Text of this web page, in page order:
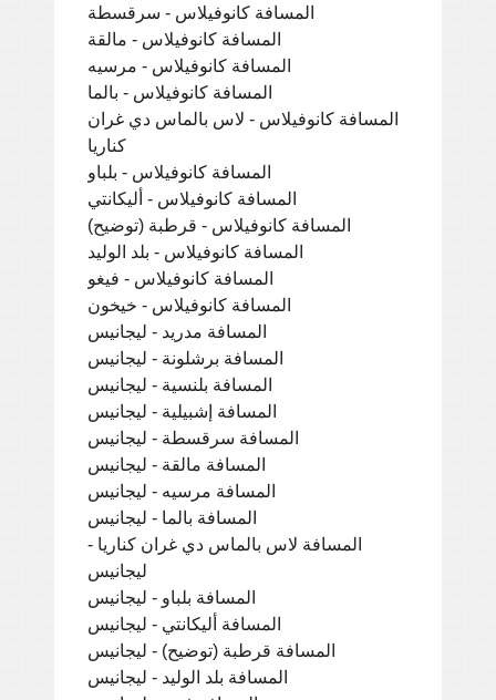
المسافة كانوفيلاس - سرقسطة
المسافة كانوفيلاس - مالقة
المسافة كانوفيلاس - مرسيه
المسافة كانوفيلاس - بالما
المسافة كانوفيلاس - لاس بالماس دي غران
كناريا
المسافة كانوفيلاس - بلباو
المسافة كانوفيلاس - أليكانتي
المسافة كانوفيلاس - قرطبة (توضيح)
المسافة كانوفيلاس - بلد الوليد
المسافة كانوفيلاس - فيغو
المسافة كانوفيلاس - خيخون
المسافة مدريد - ليجانيس
المسافة برشلونة - ليجانيس
المسافة بلنسية - ليجانيس
المسافة إشبيلية - ليجانيس
المسافة سرقسطة - ليجانيس
المسافة مالقة - ليجانيس
المسافة مرسيه - ليجانيس
المسافة بالما - ليجانيس
المسافة لاس بالماس دي غران كناريا -
ليجانيس
المسافة بلباو - ليجانيس
المسافة أليكانتي - ليجانيس
المسافة قرطبة (توضيح) - ليجانيس
المسافة بلد الوليد - ليجانيس